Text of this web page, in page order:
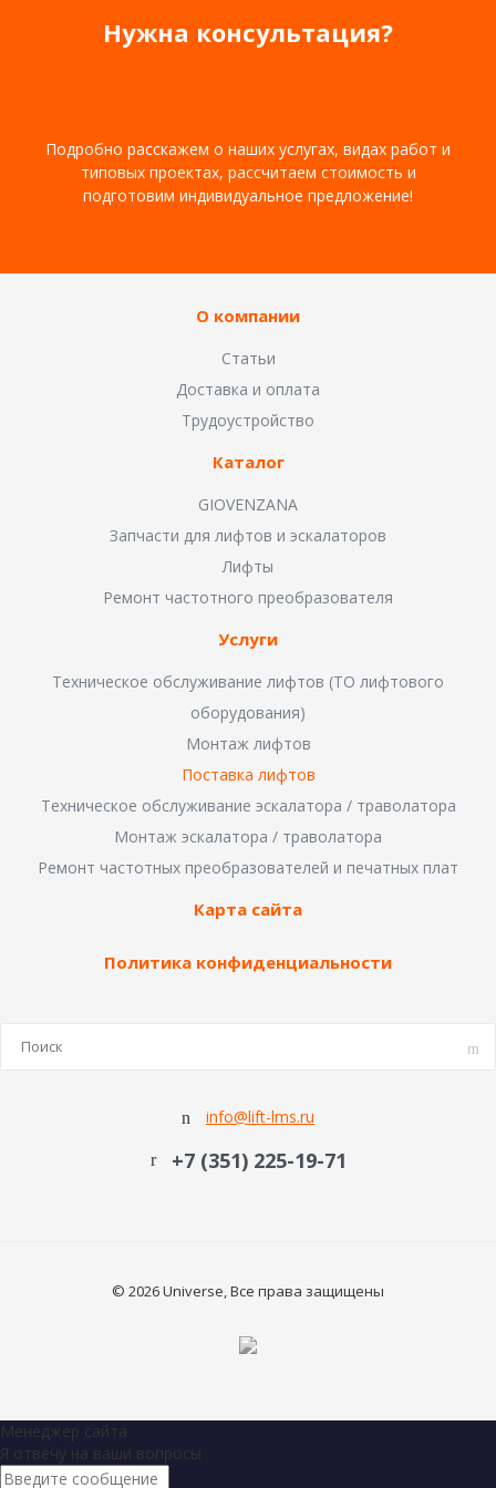
Нужна консультация?
Подробно расскажем о наших услугах, видах работ и
типовых проектах, рассчитаем стоимость и
подготовим индивидуальное предложение!
О компании
Статьи
Доставка и оплата
Трудоустройство
Каталог
GIOVENZANA
Запчасти для лифтов и эскалаторов
Лифты
Ремонт частотного преобразователя
Услуги
Техническое обслуживание лифтов (ТО лифтового
оборудования)
Монтаж лифтов
Поставка лифтов
Техническое обслуживание эскалатора / траволатора
Монтаж эскалатора / траволатора
Ремонт частотных преобразователей и печатных плат
Карта сайта
Политика конфиденциальности
info@lift-lms.ru
+7 (351) 225-19-71
© 2026 Universe, Все права защищены
Менеджер сайта
Я отвечу на ваши вопросы